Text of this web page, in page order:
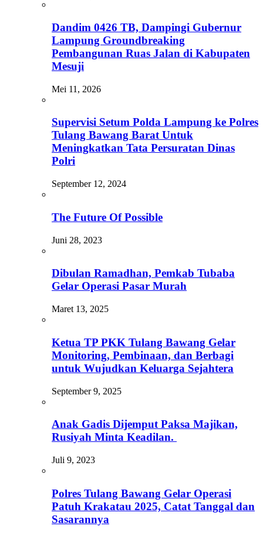
Dandim 0426 TB, Dampingi Gubernur
Lampung Groundbreaking
Pembangunan Ruas Jalan di Kabupaten
Mesuji
Mei 11, 2026
Supervisi Setum Polda Lampung ke Polres
Tulang Bawang Barat Untuk
Meningkatkan Tata Persuratan Dinas
Polri
September 12, 2024
The Future Of Possible
Juni 28, 2023
Dibulan Ramadhan, Pemkab Tubaba
Gelar Operasi Pasar Murah
Maret 13, 2025
Ketua TP PKK Tulang Bawang Gelar
Monitoring, Pembinaan, dan Berbagi
untuk Wujudkan Keluarga Sejahtera
September 9, 2025
Anak Gadis Dijemput Paksa Majikan,
Rusiyah Minta Keadilan.
Juli 9, 2023
Polres Tulang Bawang Gelar Operasi
Patuh Krakatau 2025, Catat Tanggal dan
Sasarannya